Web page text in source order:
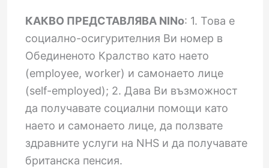
КАКВО ПРЕДСТАВЛЯВА NINo: 1. Това е
социално-осигурителния Ви номер в
Обединеното Кралство като наето
(employee, worker) и самонаето лице
(self-employed); 2. Дава Ви възможност
да получавате социални помощи като
наето и самонаето лице, да ползвате
здравните услуги на NHS и да получавате
британска пенсия.